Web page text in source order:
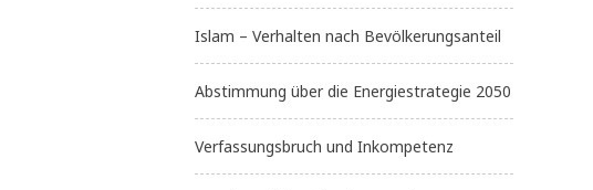
Islam – Verhalten nach Bevölkerungsanteil
Abstimmung über die Energiestrategie 2050
Verfassungsbruch und Inkompetenz